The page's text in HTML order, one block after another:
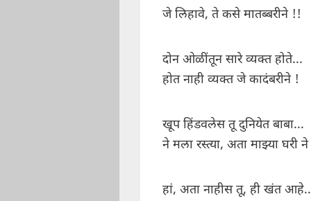
जे लिहावे, ते कसे मातब्बरीने !!
दोन ओळींतून सारे व्यक्त होते...
होत नाही व्यक्त जे कादंबरीने !
खूप हिंडवलेस तू दुनियेत बाबा...
ने मला रस्त्या, अता माझ्या घरी
हां, अता नाहीस तू, ही खंत